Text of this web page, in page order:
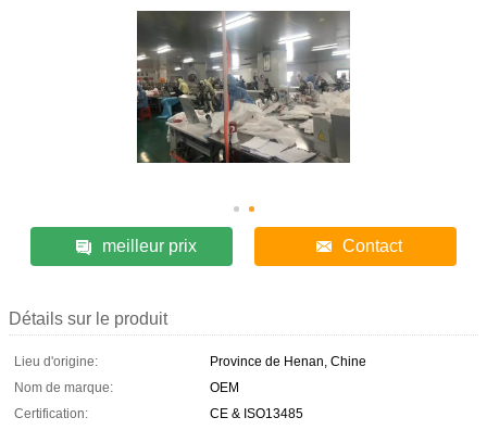
meilleur prix Contact
Détails sur le produit
Lieu d'origine:
Province de Henan, Chine
Nom de marque:
OEM
Certification:
CE & ISO13485